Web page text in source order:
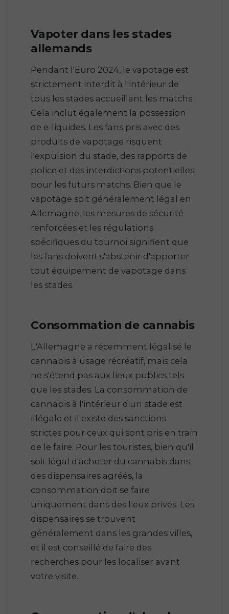
Vapoter dans les stades
allemands
Pendant l'Euro 2024, le vapotage est
strictement interdit à l'intérieur de
tous les stades accueillant les matchs.
Cela inclut également la possession
de e-liquides. Les fans pris avec des
produits de vapotage risquent
l'expulsion du stade, des rapports de
police et des interdictions potentielles
pour les futurs matchs. Bien que le
vapotage soit généralement légal en
Allemagne, les mesures de sécurité
renforcées et les régulations
spécifiques du tournoi signifient que
les fans doivent s'abstenir d'apporter
tout équipement de vapotage dans
les stades.
Consommation de cannabis
L'Allemagne a récemment légalisé le
cannabis à usage récréatif, mais cela
ne s'étend pas aux lieux publics tels
que les stades. La consommation de
cannabis à l'intérieur d'un stade est
illégale et il existe des sanctions
strictes pour ceux qui sont pris en train
de le faire. Pour les touristes, bien qu'il
soit légal d'acheter du cannabis dans
des dispensaires agréés, la
consommation doit se faire
uniquement dans des lieux privés. Les
dispensaires se trouvent
généralement dans les grandes villes,
et il est conseillé de faire des
recherches pour les localiser avant
votre visite.